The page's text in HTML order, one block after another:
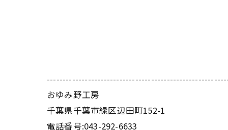
おゆみ野工房
千葉県千葉市緑区辺田町152-1
電話番号:043-292-6633